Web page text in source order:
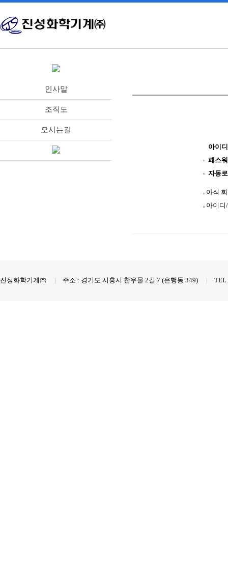
인사말
조직도
오시는길
아이디
패스
자동
아직
아이
진성화학기계㈜ 주소 : 경기도 시흥시 찬우물 2길 7 (은행동 349) TEL